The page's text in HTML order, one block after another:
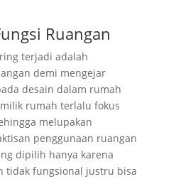
Ruangan
terjadi adalah
demi mengejar
desain dalam rumah
rumah terlalu fokus
melupakan
penggunaan ruangan
dipilih hanya karena
tidak fungsional justru bisa